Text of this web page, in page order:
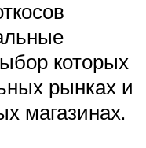
которых
рынках и
магазинах.